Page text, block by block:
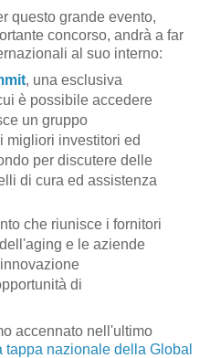
questo grande evento,
concorso, andrà a far
al suo interno:
, una esclusiva
è possibile accedere
un gruppo
migliori investitori ed
per discutere delle
di cura ed assistenza
che riunisce i fornitori
e le aziende
di
accennato nell'ultimo
tappa nazionale della Global